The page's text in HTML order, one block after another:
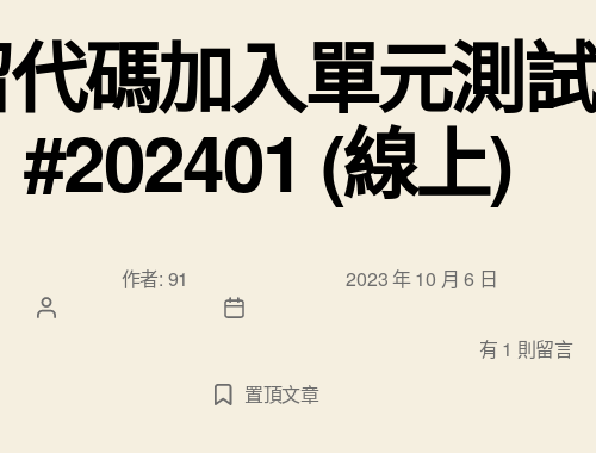
碼加入單元測
#202401 (線上)
作者: 91 2023 年 10 月 6 日
有 1 則留言
置頂文章